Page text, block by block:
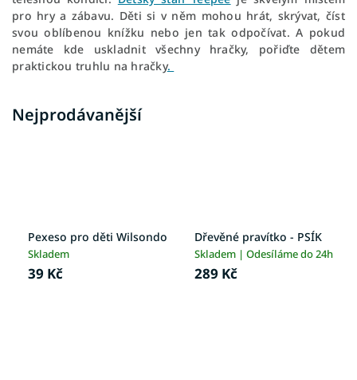
pro hry a zábavu. Děti si v něm mohou hrát, skrývat, číst
svou oblíbenou knížku nebo jen tak odpočívat. A pokud
nemáte kde uskladnit všechny hračky, pořiďte dětem
praktickou truhlu na hračky.
Nejprodávanější
Pexeso pro děti Wilsondo
Skladem
39 Kč
Dřevěné pravítko - PSÍK
Skladem | Odesíláme do 24h
289 Kč